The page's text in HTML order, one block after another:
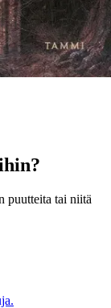
puutteita tai niitä